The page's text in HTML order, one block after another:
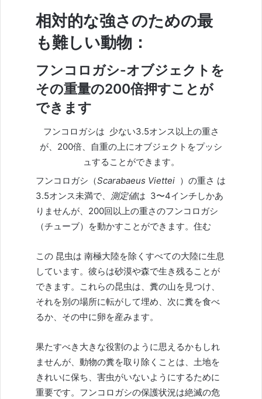
相対的な強さのための最
も難しい動物：
フンコロガシ-オブジェクトを
その重量の200倍押すことが
できます
フンコロガシは 少ない3.5オンス以上の重さ
が、200倍、自重の上にオブジェクトをプッシ
ュすることができます。
フンコロガシ（Scarabaeus Viettei ）の重さ は
3.5オンス未満で、
測定値は 3〜4インチしかあ
りませんが、200回以上の重さのフンコロガシ
（チューブ）を動かすことができます。住む
この 昆虫は 南極大陸を除くすべての大陸に生息
しています。彼らは砂漠や森で生き残ることが
できます。これらの昆虫は、糞の山を見つけ、
それを別の場所に転がして埋め、次に糞を食べ
るか、その中に卵を産みます。
果たすべき大きな役割のように思えるかもしれ
ませんが、動物の糞を取り除くことは、土地を
きれいに保ち、害虫がいないようにするために
重要です。フンコロガシの保護状況は絶滅の危